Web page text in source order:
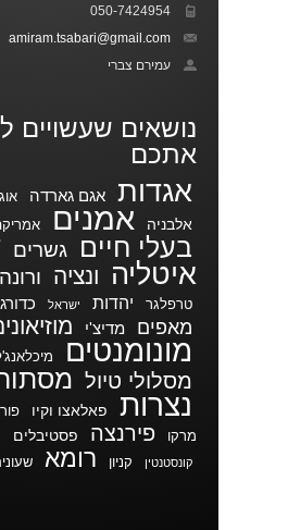
050-7424954
amiram.tsabari@gmail.com
עמירם צברי
נושאים שעשויים
אתכם
אגדות אגם גארדה
אלבניה אמנים
בעלי חיים גשרים
איטליה
ונציה ורונה
טרפלגר יהדות ישראל
מאפים מדיצ'י
מונומנטים
מסלולי טיול
נצרות פאלאצו וקיו
מרקו
פירנצה פסטיבלים
קונסטנטין קניון רומא